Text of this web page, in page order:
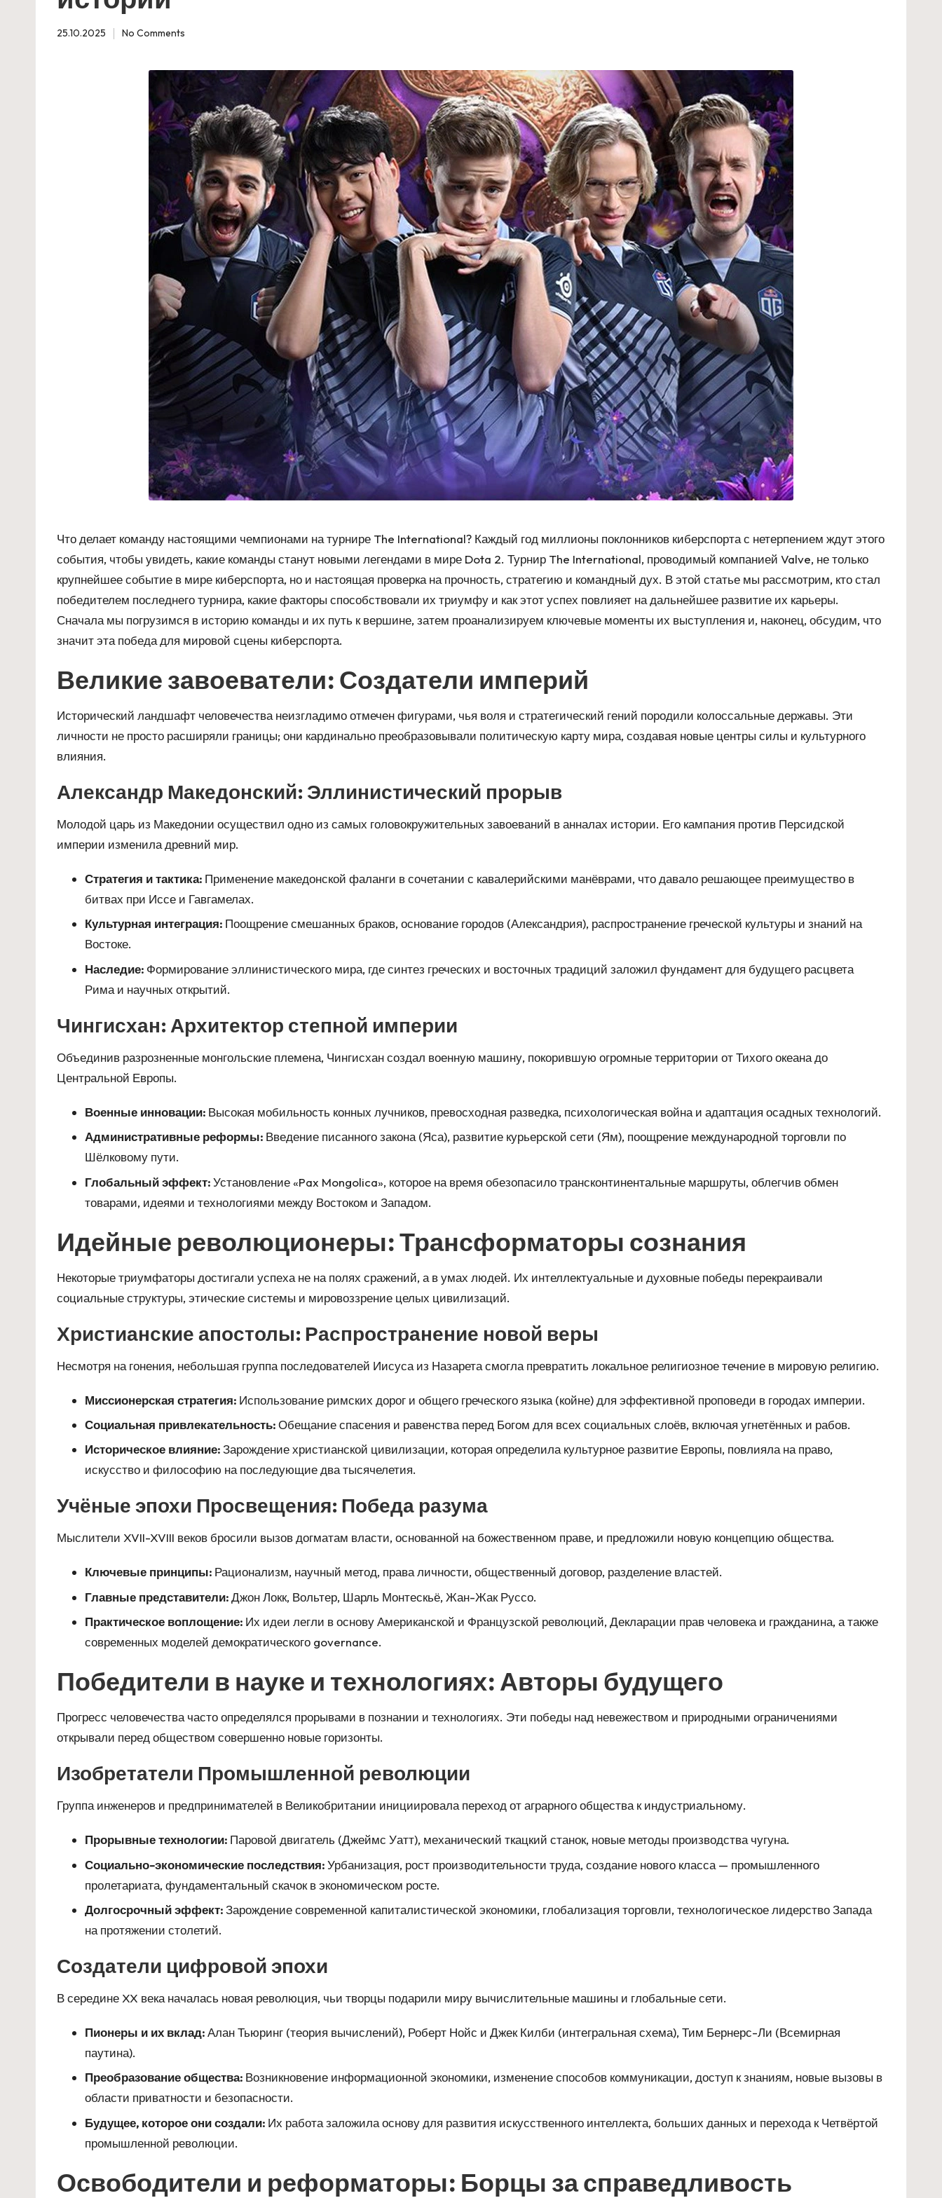
n
25.10.2025 No Comments
Что делает команду настоящими чемпионами на турнире The International? Каждый год миллионы поклонников киберспорта с нетерпением ждут этого
события, чтобы увидеть, какие команды станут новыми легендами в мире Dota 2. Турнир The International, проводимый компанией Valve, не только
крупнейшее событие в мире киберспорта, но и настоящая проверка на прочность, стратегию и командный дух. В этой статье мы рассмотрим, кто стал
победителем последнего турнира, какие факторы способствовали их триумфу и как этот успех повлияет на дальнейшее развитие их карьеры.
Сначала мы погрузимся в историю команды и их путь к вершине, затем проанализируем ключевые моменты их выступления и, наконец, обсудим, что
значит эта победа для мировой сцены киберспорта.
Великие завоеватели: Создатели империй
Исторический ландшафт человечества неизгладимо отмечен фигурами, чья воля и стратегический гений породили колоссальные державы. Эти
личности не просто расширяли границы; они кардинально преобразовывали политическую карту мира, создавая новые центры силы и культурного
влияния.
Александр Македонский: Эллинистический прорыв
Молодой царь из Македонии осуществил одно из самых головокружительных завоеваний в анналах истории. Его кампания против Персидской
империи изменила древний мир.
Стратегия и тактика: Применение македонской фаланги в сочетании с кавалерийскими манёврами, что давало решающее преимущество в
битвах при Иссе и Гавгамелах.
Культурная интеграция: Поощрение смешанных браков, основание городов (Александрия), распространение греческой культуры и знаний на
Востоке.
Наследие: Формирование эллинистического мира, где синтез греческих и восточных традиций заложил фундамент для будущего расцвета
Рима и научных открытий.
Чингисхан: Архитектор степной империи
Объединив разрозненные монгольские племена, Чингисхан создал военную машину, покорившую огромные территории от Тихого океана до
Центральной Европы.
Военные инновации: Высокая мобильность конных лучников, превосходная разведка, психологическая война и адаптация осадных технологий.
Административные реформы: Введение писанного закона (Яса), развитие курьерской сети (Ям), поощрение международной торговли по
Шёлковому пути.
Глобальный эффект:Установление «Pax Mongolica», которое на время обезопасило трансконтинентальные маршруты, облегчив обмен
товарами, идеями и технологиями между Востоком и Западом.
Идейные революционеры: Трансформаторы сознания
Некоторые триумфаторы достигали успеха не на полях сражений, а в умах людей. Их интеллектуальные и духовные победы перекраивали
социальные структуры, этические системы и мировоззрение целых цивилизаций.
Христианские апостолы: Распространение новой веры
Несмотря на гонения, небольшая группа последователей Иисуса из Назарета смогла превратить локальное религиозное течение в мировую религию.
Миссионерская стратегия: Использование римских дорог и общего греческого языка (койне) для эффективной проповеди в городах империи.
Социальная привлекательность:Обещание спасения и равенства перед Богом для всех социальных слоёв, включая угнетённых и рабов.
Историческое влияние:Зарождение христианской цивилизации, которая определила культурное развитие Европы, повлияла на право,
искусство и философию на последующие два тысячелетия.
Учёные эпохи Просвещения: Победа разума
Мыслители XVII-XVIII веков бросили вызов догматам власти, основанной на божественном праве, и предложили новую концепцию общества.
Ключевые принципы: Рационализм, научный метод, права личности, общественный договор, разделение властей.
Главные представители:Джон Локк, Вольтер, Шарль Монтескьё, Жан-Жак Руссо.
Практическое воплощение: Их идеи легли в основу Американской и Французской революций, Декларации прав человека и гражданина, а также
современных моделей демократического governance.
Победители в науке и технологиях: Авторы будущего
Прогресс человечества часто определялся прорывами в познании и технологиях. Эти победы над невежеством и природными ограничениями
открывали перед обществом совершенно новые горизонты.
Изобретатели Промышленной революции
Группа инженеров и предпринимателей в Великобритании инициировала переход от аграрного общества к индустриальному.
Прорывные технологии: Паровой двигатель (Джеймс Уатт), механический ткацкий станок, новые методы производства чугуна.
Социально-экономические последствия:Урбанизация, рост производительности труда, создание нового класса — промышленного
пролетариата, фундаментальный скачок в экономическом росте.
Долгосрочный эффект:Зарождение современной капиталистической экономики, глобализация торговли, технологическое лидерство Запада
на протяжении столетий.
Создатели цифровой эпохи
В середине XX века началась новая революция, чьи творцы подарили миру вычислительные машины и глобальные сети.
Пионеры и их вклад:Алан Тьюринг (теория вычислений), Роберт Нойс и Джек Килби (интегральная схема), Тим Бернерс-Ли (Всемирная
паутина).
Преобразование общества: Возникновение информационной экономики, изменение способов коммуникации, доступ к знаниям, новые вызовы в
области приватности и безопасности.
Будущее, которое они создали: Их работа заложила основу для развития искусственного интеллекта, больших данных и перехода к Четвёртой
промышленной революции.
Освободители и реформаторы: Борцы за справедливость